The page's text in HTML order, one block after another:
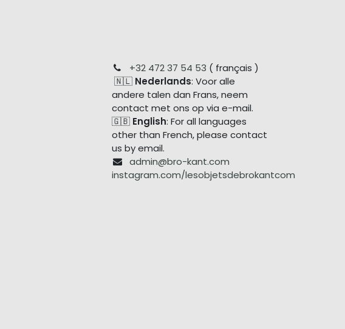
+32 472 37 54 53 ( français )
🇳🇱 Nederlands: Voor alle
andere talen dan Frans, neem
contact met ons op via e-mail.
🇬🇧 English: For all languages
other than French, please contact
us by email.
admin@bro-kant.com
instagram.com/lesobjetsdebrokantcom